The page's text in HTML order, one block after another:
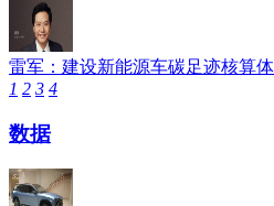
雷军：建设新能源车碳足迹核算
1 2 3 4
数据